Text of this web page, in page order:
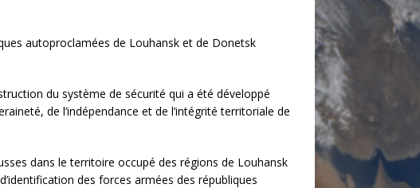
autoproclamées de Louhansk et de Donetsk
du système de sécurité qui a été développé
de l’indépendance et de l’intégrité territoriale de
dans le territoire occupé des régions de Louhansk
des forces armées des républiques